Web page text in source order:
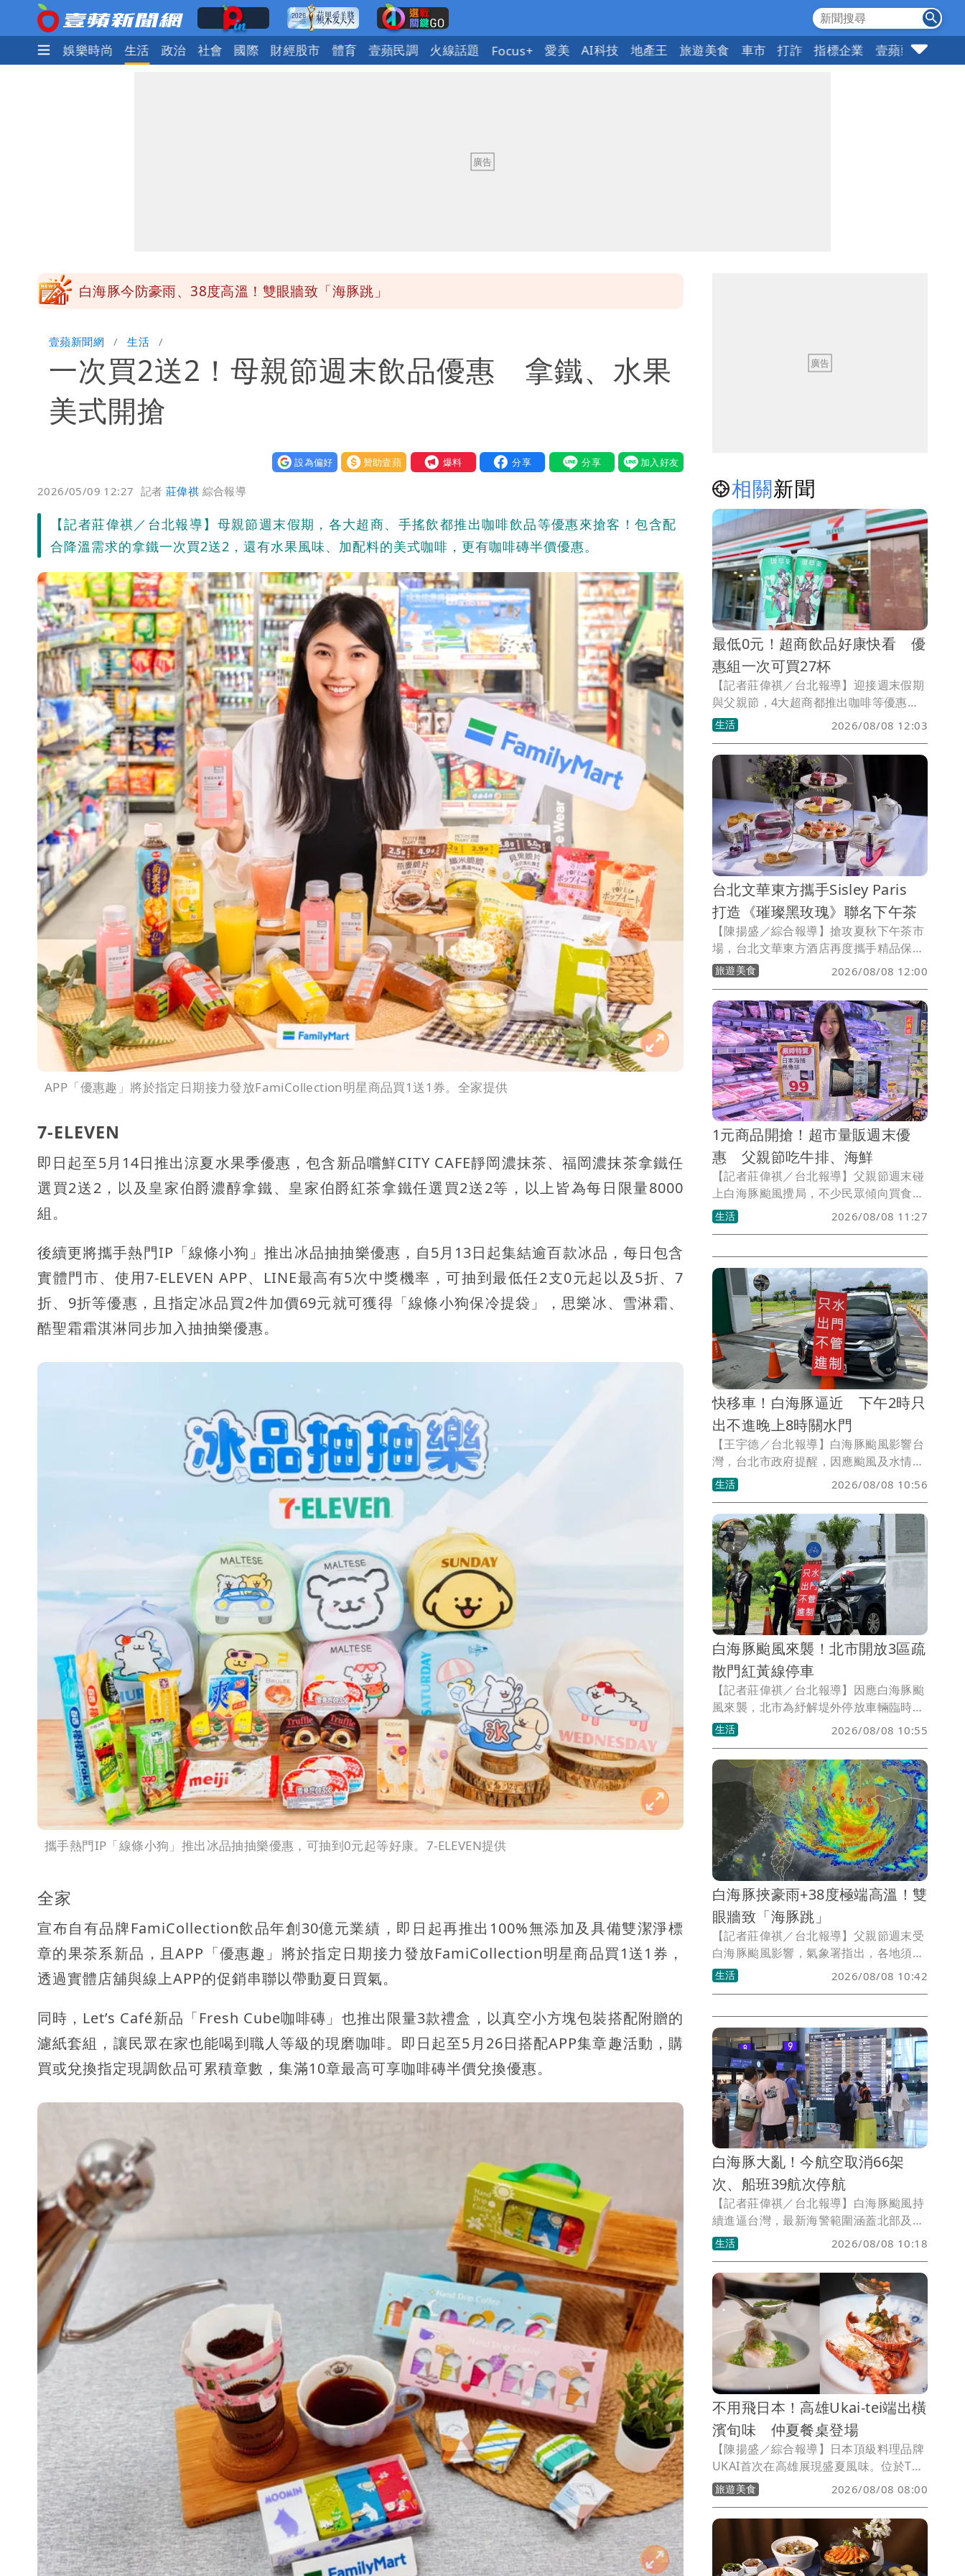
熱門 娛樂時尚 生活 政治 社會 國際 財經股市 體育 壹蘋民調 火線話題 Focus+ 愛美 AI科技 地產王 旅遊美食 車市 打詐 指標企業 壹蘋頭家
白海豚今防豪雨、38度高溫！雙眼牆致「海豚跳」
名醫「掛蔣萬安布條」被出征！他大笑：每天看診到半夜
慈濟爆世紀大騙局 AIT發文高級酸！他笑：真的很會
王世堅抱兒舊照曝光！網友驚：年輕是大帥哥
壹蘋新聞網 生活
一次買2送2！母親節週末飲品優惠 拿鐵、水果
美式開搶
設為偏好 贊助壹蘋 我要爆料
2026/05/09 12:27 記者莊偉祺 綜合報導
【記者莊偉祺／台北報導】母親節週末假期，各大超商、手搖飲都推出咖啡飲品等優惠來搶客！包含配
合降溫需求的拿鐵一次買2送2，還有水果風味、加配料的美式咖啡，更有咖啡磚半價優惠。
APP「優惠趣」將於指定日期接力發放FamiCollection明星商品買1送1券。全家提供
7-ELEVEN
即日起至5月14日推出涼夏水果季優惠，包含新品嚐鮮CITY CAFE靜岡濃抹茶、福岡濃抹茶拿鐵任
選買2送2，以及皇家伯爵濃醇拿鐵、皇家伯爵紅茶拿鐵任選買2送2等，以上皆為每日限量8000
組。
後續更將攜手熱門IP「線條小狗」推出冰品抽抽樂優惠，自5月13日起集結逾百款冰品，每日包含
實體門市、使用7-ELEVEN APP、LINE最高有5次中獎機率，可抽到最低任2支0元起以及5折、7
折、9折等優惠，且指定冰品買2件加價69元就可獲得「線條小狗保冷提袋」，思樂冰、雪淋霜、
酷聖霜霜淇淋同步加入抽抽樂優惠。
攜手熱門IP「線條小狗」推出冰品抽抽樂優惠，可抽到0元起等好康。7-ELEVEN提供
全家
宣布自有品牌FamiCollection飲品年創30億元業績，即日起再推出100%無添加及具備雙潔淨標
章的果茶系新品，且APP「優惠趣」將於指定日期接力發放FamiCollection明星商品買1送1券，
透過實體店舖與線上APP的促銷串聯以帶動夏日買氣。
同時，Let’s Café新品「Fresh Cube咖啡磚」也推出限量3款禮盒，以真空小方塊包裝搭配附贈的
濾紙套組，讓民眾在家也能喝到職人等級的現磨咖啡。即日起至5月26日搭配APP集章趣活動，購
買或兌換指定現調飲品可累積章數，集滿10章最高可享咖啡磚半價兌換優惠。
相關新聞
最低0元！超商飲品好康快看 優
惠組一次可買27杯
【記者莊偉祺／台北報導】迎接週末假期
與父親節，4大超商都推出咖啡等優惠搶
客，包含指飲品任選2杯可享最低0元起好
康，還有優惠組一次可買27杯，更有能量
飲2件5折、買啤酒迷冰桶。
生活 2026/08/08 12:03
台北文華東方攜手Sisley Paris
打造《璀璨黑玫瑰》聯名下午茶
【陳揚盛／綜合報導】搶攻夏秋下午茶市
場，台北文華東方酒店再度攜手精品保養
品牌推出跨界聯名，即日起至9/30與法國
頂級保養品牌Sisley Paris合作，在一樓
「青隅」推出《璀璨黑玫瑰》感官下午
茶，以品牌經典黑玫瑰系列為靈感，結合
法式甜點工藝與奢華鹹點，並搭配多款
Sisley明星保養品贈禮，打造結合美食、
美學與保養體驗的沉浸式午茶饗宴。
旅遊美食 2026/08/08 12:00
1元商品開搶！超市量販週末優
惠 父親節吃牛排、海鮮
【記者莊偉祺／台北報導】父親節週末碰
上白海豚颱風攪局，不少民眾傾向買食材
在料理聚餐，超市、量販順勢推出生鮮優
惠，包含可提早享受中秋烤肉的牛排、海
搶。
生活 2026/08/08 11:27
快移車！白海豚逼近 下午2時只
出不進晚上8時關水門
【王宇德／台北報導】白海豚颱風影響台
灣，台北市政府提醒，因應颱風及水情變
化，今（8）日1下午2時起，基隆河中山
橋以下，以及淡水河沿線「新3-2華翠至
淡6敦煌」區域，將實施水門只出不進管
制，並自晚上8時起陸續關閉疏散門及越
堤坡道，呼籲民眾儘速將停放於河濱區域
的車輛移走，以免受困。
生活 2026/08/08 10:56
白海豚颱風來襲！北市開放3區疏
散門紅黃線停車
【記者莊偉祺／台北報導】因應白海豚颱
風來襲，北市為紓解堤外停放車輛臨時停
車需求，即刻起開放疏散門周邊區域8公
尺以上道路紅黃線（附條件）停車，包含
士林、萬華、大同區範圍一次看。
生活 2026/08/08 10:55
白海豚挾豪雨+38度極端高溫！雙
眼牆致「海豚跳」
【記者莊偉祺／台北報導】父親節週末受
白海豚颱風影響，氣象署指出，各地須防
豪雨、雷雨，更有局部38度極端高溫須注
意！氣象粉專則指出，白海豚颱風因有雙
跳」的擺線運動。
生活 2026/08/08 10:42
白海豚大亂！今航空取消66架
次、船班39航次停航
【記者莊偉祺／台北報導】白海豚颱風持
續進逼台灣，最新海警範圍涵蓋北部及東
北部海面，今日海空交通都受到影響，包
含長榮、星宇全日停飛沖繩等，整體國內
外線共取消66架次，海運船班則有39航次
停航。
生活 2026/08/08 10:18
不用飛日本！高雄Ukai-tei端出橫
濱旬味 仲夏餐桌登場
【陳揚盛／綜合報導】日本頂級料理品牌
UKAI首次在高雄展現盛夏風味。位於THE
AMNIS然一酒店內的Ukai-tei
Kaohsiung，即日起推出全新仲夏菜單，
將日本旬味精神結合台灣在地食材，透過
鐵板燒、懷石料理與西餐三大餐廳，打造
一場融合日台風土的夏季餐桌體驗。
旅遊美食 2026/08/08 08:00